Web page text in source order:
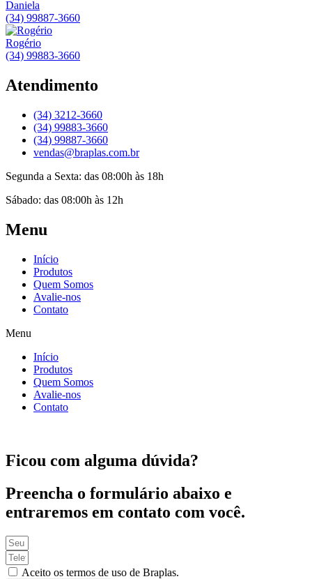
Daniela
(34) 99887-3660
Rogério
(34) 99883-3660
Atendimento
(34) 3212-3660
(34) 99883-3660
(34) 99887-3660
vendas@braplas.com.br
Segunda a Sexta: das 08:00h às 18h
Sábado: das 08:00h às 12h
Menu
Início
Produtos
Quem Somos
Avalie-nos
Contato
Menu
Início
Produtos
Quem Somos
Avalie-nos
Contato
Ficou com alguma dúvida?
Preencha o formulário abaixo e
entraremos em contato com você.
Aceito os termos de uso de Braplas.